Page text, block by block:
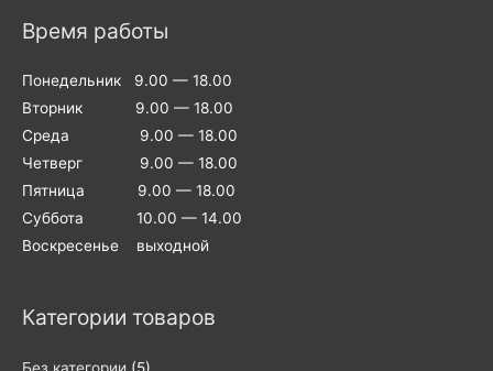
Время работы
Понедельник 9.00 — 18.00
Вторник 9.00 — 18.00
Среда 9.00 — 18.00
Четверг 9.00 — 18.00
Пятница 9.00 — 18.00
Суббота 10.00 — 14.00
Воскресенье выходной
Категории товаров
Без категории (5)